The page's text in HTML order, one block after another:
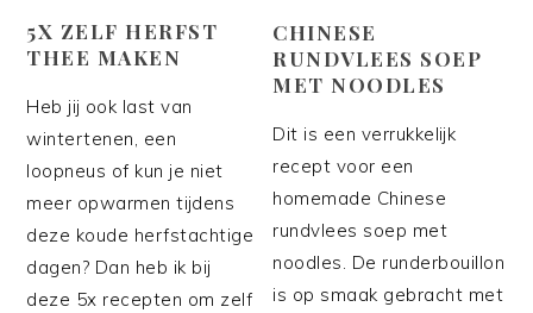
5X ZELF HERFST
THEE MAKEN
Heb jij ook last van
wintertenen, een
loopneus of kun je niet
meer opwarmen tijdens
deze koude herfstachtige
dagen? Dan heb ik bij
deze 5x recepten om zelf
CHINESE
RUNDVLEES SOEP
MET NOODLES
Dit is een verrukkelijk
recept voor een
homemade Chinese
rundvlees soep met
noodles. De runderbouillon
is op smaak gebracht met